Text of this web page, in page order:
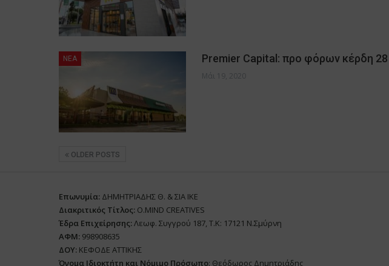
NEA Premier Capital: προ φόρων κέρδη
Μάι 19, 2020
OLDER POSTS
Επωνυμία: ΔΗΜΗΤΡΙΑΔΗΣ Θ. & ΣΙΑ ΙΚΕ
Διακριτικός Τίτλος: O.MIND CREATIVES
Έδρα Επιχείρησης:Λεωφ. Συγγρού 187, Τ.Κ: 17121 Ν.Σμύρνη
ΑΦΜ: 998908635
ΔΟΥ: ΚΕΦΟΔΕ ΑΤΤΙΚΗΣ
Όνομα Ιδιοκτήτη και Νόμιμο Πρόσωπο: Θεόδωρος Δημητριάδης